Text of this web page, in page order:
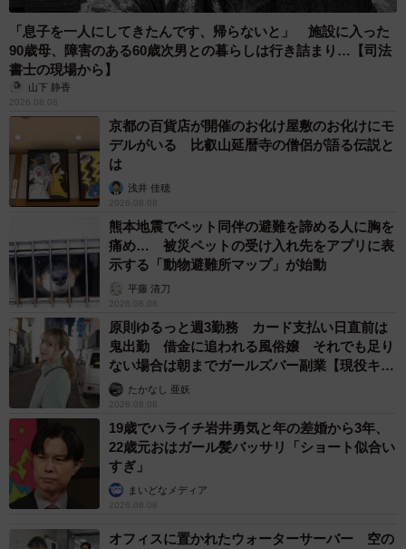
「息子を一人にしてきたんです、帰らないと」 施設に入った
90歳母、障害のある60歳次男との暮らしは行き詰まり…【司法
書士の現場から】
山下 静香
2026.08.08
京都の百貨店が開催のお化け屋敷のお化けにモ
デルがいる 比叡山延暦寺の僧侶が語る伝説と
は
浅井 佳穂
2026.08.08
熊本地震でペット同伴の避難を諦める人に胸を
痛め… 被災ペットの受け入れ先をアプリに表
示する「動物避難所マップ」が始動
平藤 清刀
2026.08.08
原則ゆるっと週3勤務 カード支払い日直前は
鬼出勤 借金に追われる風俗嬢 それでも足り
ない場合は朝までガールズバー副業【現役キャ
ストに取材】
たかなし 亜妖
2026.08.08
19歳でハライチ岩井勇気と年の差婚から3年、
22歳元おはガール髪バッサリ「ショート似合い
すぎ」
まいどなメディア
2026.08.08
オフィスに置かれたウォーターサーバー 空の